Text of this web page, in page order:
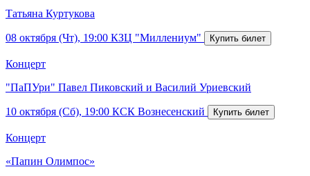
Татьяна Куртукова
08 октября (Чт), 19:00 КЗЦ "Миллениум"
Концерт
"ПаПУри" Павел Пиковский и Василий Уриевский
10 октября (Сб), 19:00 КСК Вознесенский
Концерт
«Папин Олимпос»